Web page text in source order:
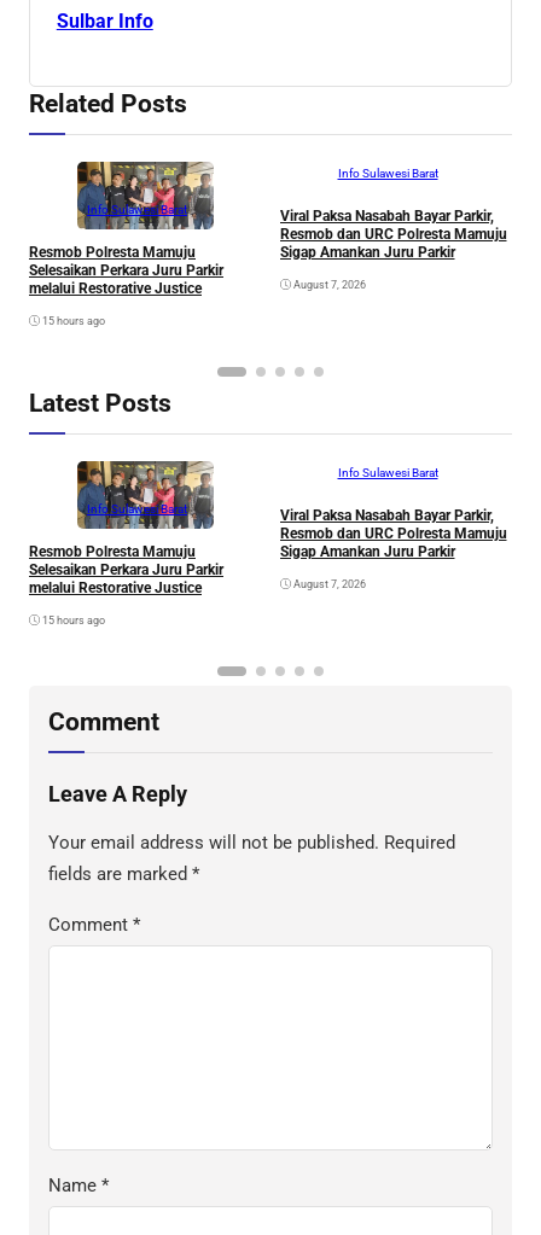
Sulbar Info
Related Posts
Info Sulawesi Barat
Resmob Polresta Mamuju
Selesaikan Perkara Juru Parkir
melalui Restorative Justice
15 hours ago
Info Sulawesi Barat
Viral Paksa Nasabah Bayar Parkir,
Resmob dan URC Polresta Mamuju
Sigap Amankan Juru Parkir
August 7, 2026
Latest Posts
Info Sulawesi Barat
Resmob Polresta Mamuju
Selesaikan Perkara Juru Parkir
melalui Restorative Justice
15 hours ago
Info Sulawesi Barat
Viral Paksa Nasabah Bayar Parkir,
Resmob dan URC Polresta Mamuju
Sigap Amankan Juru Parkir
August 7, 2026
Comment
Leave A Reply
Your email address will not be published. Required
fields are marked *
Comment *
Name *